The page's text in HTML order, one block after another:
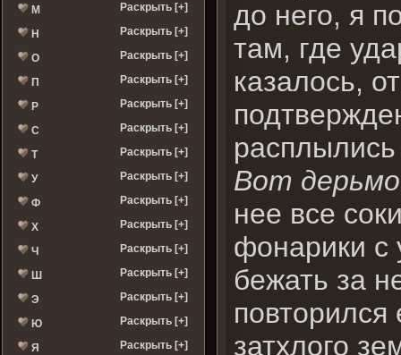
М Раскрыть [+]
Н Раскрыть [+]
О Раскрыть [+]
П Раскрыть [+]
Р Раскрыть [+]
С Раскрыть [+]
Т Раскрыть [+]
У Раскрыть [+]
Ф Раскрыть [+]
Х Раскрыть [+]
Ч Раскрыть [+]
Ш Раскрыть [+]
Э Раскрыть [+]
Ю Раскрыть [+]
Я Раскрыть [+]
до него, я
там, где
казалось,
Вот
нее все
фонарики с
бежать за
затхлого